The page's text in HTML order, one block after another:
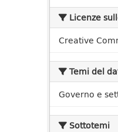
Licenze
Creative
Temi del
Governo e
Sottotemi